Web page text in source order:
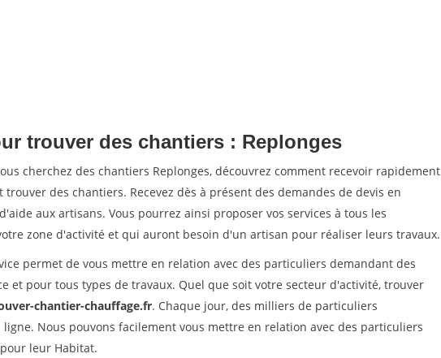
trouver des chantiers : Replonges
cherchez des chantiers Replonges, découvrez comment recevoir rapidement
des chantiers. Recevez dès à présent des demandes de devis en
aux artisans. Vous pourrez ainsi proposer vos services à tous les
zone d'activité et qui auront besoin d'un artisan pour réaliser leurs travaux.
permet de vous mettre en relation avec des particuliers demandant des
et pour tous types de travaux. Quel que soit votre secteur d'activité, trouver
chantier-chauffage.fr. Chaque jour, des milliers de particuliers
Nous pouvons facilement vous mettre en relation avec des particuliers
leur Habitat.